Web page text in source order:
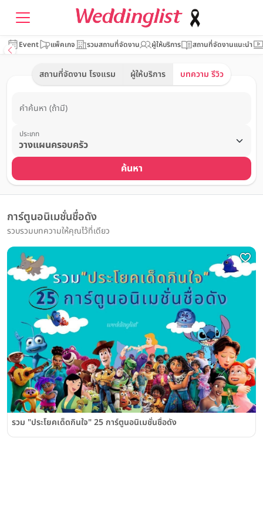
Event แพ็คเกจ รวมสถานที่จัดงาน ผู้ให้บริการ สถานที่จัดงานแนะนำ
สถานที่จัดงาน โรงแรม ผู้ให้บริการ บทความ รีวิว
คำค้นหา (ถ้ามี)
ประเภท
ค้นหา
การ์ตูนอนิเมชั่นชื่อดัง
รวบรวมบทความให้คุณไว้ที่เดียว
รวม "ประโยคเด็ดกินใจ" 25 การ์ตูนอนิเมชั่นชื่อดัง